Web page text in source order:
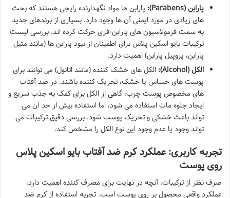
پارابن (Parabens):
پارابن ها مواد نگهدارنده رایجی هستند که بحث
های زیادی در مورد ایمنی آن ها وجود دارد. بسیاری از برندهای جدید
به سمت فرمولاسیون های پارابن-فری حرکت کرده اند. بررسی لیست
ترکیبات بایو اسکین پلاس برای اطمینان از نبود پارابن ها (مانند متیل
پارابن، پروپیل پارابن) اهمیت دارد.
الکل (Alcohol):
الکل های خشک کننده (مانند اتانول) می توانند برای
پوست های حساس یا خشک، تحریک کننده باشند. در ضد آفتاب
های مخصوص پوست چرب، گاهی از الکل برای کمک به جذب سریع و
ایجاد جلوه مات استفاده می شود، اما استفاده بیش از حد آن می
تواند باعث خشکی و تحریک پوست شود. بررسی دقیق ترکیبات می
تواند وجود یا عدم وجود این نوع الکل را مشخص کند.
تجربه کاربری: عملکرد کرم ضد آفتاب بایو اسکین پلاس
روی پوست
صرف نظر از ترکیبات، آنچه در نهایت برای مصرف کننده اهمیت دارد،
عملکرد واقعی محصول بر روی پوست است. تجربه استفاده از کرم ضد